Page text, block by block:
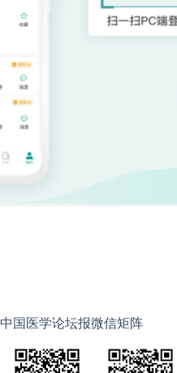
中国医学论坛报微信矩阵